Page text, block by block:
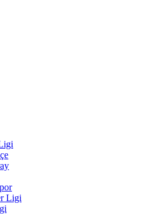
Ligi